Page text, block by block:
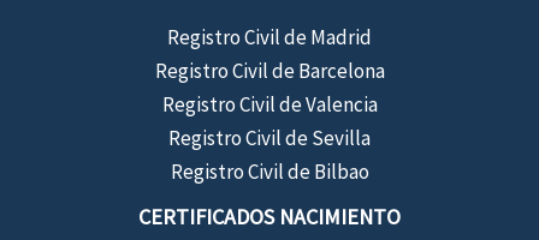
Registro Civil de Madrid
Registro Civil de Barcelona
Registro Civil de Valencia
Registro Civil de Sevilla
Registro Civil de Bilbao
CERTIFICADOS NACIMIENTO